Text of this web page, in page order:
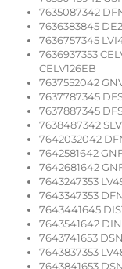
7635087342
7636383845
7636757345
7636937353
CELV126EB
7637552042
7637787345
7637887345
7638487342
7642032042
7642581642
7642681642
7643247353
7643347353
7643441645
7643541642
7643741653
7643837353
7643841653